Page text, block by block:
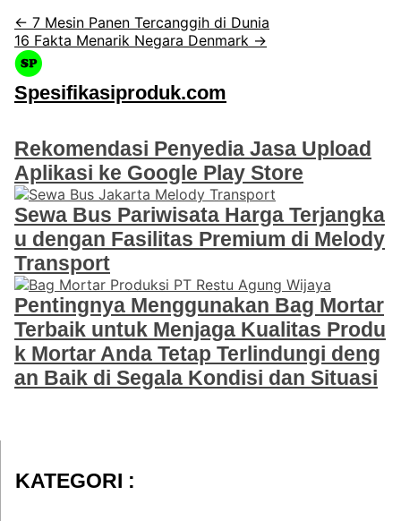
← 7 Mesin Panen Tercanggih di Dunia
16 Fakta Menarik Negara Denmark →
Spesifikasiproduk.com
Rekomendasi Penyedia Jasa Upload
Aplikasi ke Google Play Store
Sewa Bus Pariwisata Harga Terjangka
u dengan Fasilitas Premium di Melody
Transport
Pentingnya Menggunakan Bag Mortar
Terbaik untuk Menjaga Kualitas Produ
k Mortar Anda Tetap Terlindungi deng
an Baik di Segala Kondisi dan Situasi
KATEGORI :